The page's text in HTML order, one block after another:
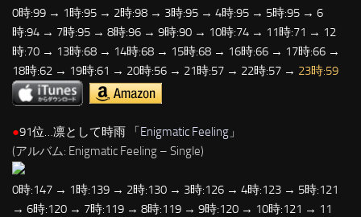
0時:99 → 1時:95 → 2時:98 → 3時:95 → 4時:95 → 5時:95 → 6
時:94 → 7時:95 → 8時:96 → 9時:90 → 10時:74 → 11時:71 → 12
時:70 → 13時:68 → 14時:68 → 15時:68 → 16時:66 → 17時:66 →
18時:62 → 19時:61 → 20時:56 → 21時:57 → 22時:57 → 23時:59
●91位…凛として時雨 「Enigmatic Feeling 」
(アルバム: Enigmatic Feeling – Single)
0時:147 → 1時:139 → 2時:130 → 3時:126 → 4時:123 → 5時:121
→ 6時:120 → 7時:119 → 8時:119 → 9時:120 → 10時:121 → 11